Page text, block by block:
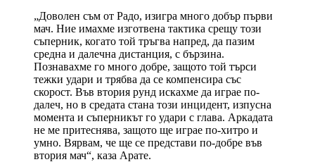
„Доволен съм от Радо, изигра много добър първи
мач. Ние имахме изготвена тактика срещу този
съперник, когато той тръгва напред, да пазим
средна и далечна дистанция, с бързина.
Познавахме го много добре, защото той търси
тежки удари и трябва да се компенсира със
скорост. Във втория рунд искахме да играе по-
далеч, но в средата стана този инцидент, изпусна
момента и съперникът го удари с глава. Аркадата
не ме притеснява, защото ще играе по-хитро и
умно. Вярвам, че ще се представи по-добре във
втория мач“, каза Арате.